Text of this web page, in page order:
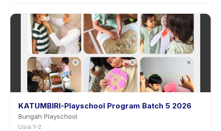
KATUMBIRI-Playschool Program Batch 5 2026
Bungah Playschool
Usia 1–2